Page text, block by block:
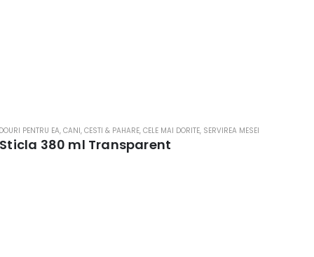
PENTRU EA, CANI, CESTI & PAHARE, CELE MAI DORITE, SERVIREA MESEI
380 ml Transparent